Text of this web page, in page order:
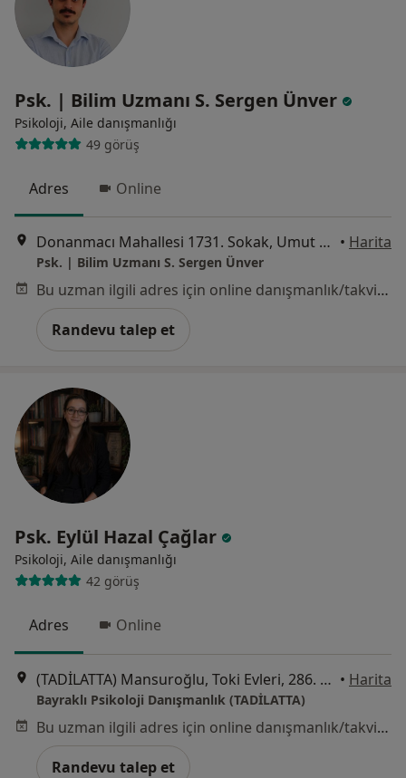
Psk. | Bilim Uzmanı S. Sergen Ünver
Psikoloji, Aile danışmanlığı
49 görüş
Adres Online
Donanmacı Mahallesi 1731. Sokak, Umut Ap No:7A D:2Karşıyaka/İzmir, İzmir • Harita
Psk. | Bilim Uzmanı S. Sergen Ünver
Bu uzman ilgili adres için online danışmanlık/takvim sunmuyor.
Randevu talep et
Psk. Eylül Hazal Çağlar
Psikoloji, Aile danışmanlığı
42 görüş
Adres Online
(TADİLATTA) Mansuroğlu, Toki Evleri, 286. Sk. No:28 D:B1 Blok Kat:1 Daire:1, İzmir • Harita
Bayraklı Psikoloji Danışmanlık (TADİLATTA)
Bu uzman ilgili adres için online danışmanlık/takvim sunmuyor.
Randevu talep et